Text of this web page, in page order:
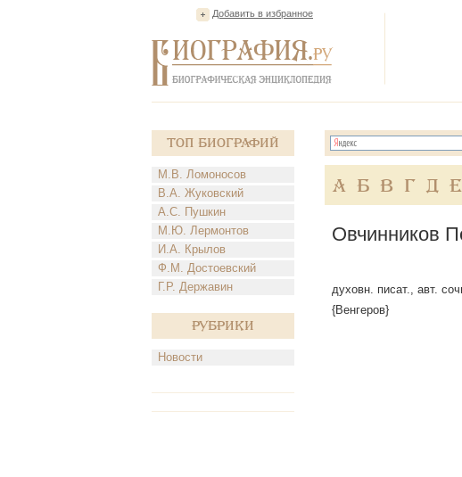
Добавить в избранное
Топ Биографий
М.В. Ломоносов
В.А. Жуковский
А.С. Пушкин
М.Ю. Лермонтов
И.А. Крылов
Ф.М. Достоевский
Г.Р. Державин
Рубрики
Новости
А Б В Г Д Е
Овчинников
духовн. писат., авт.
{Венгеров}